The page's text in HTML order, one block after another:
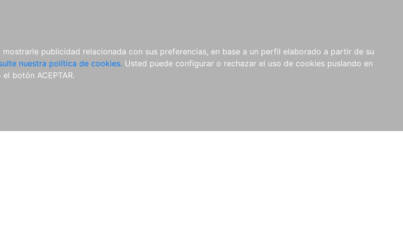
publicidad relacionada con sus preferencias, en base a un perfil elaborado a partir de su
nuestra política de cookies. Usted puede configurar o rechazar el uso de cookies puslando en
botón ACEPTAR.